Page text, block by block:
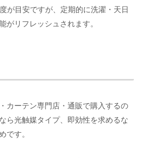
が目安ですが、定期的に洗濯・天日
がリフレッシュされます。
カーテン専門店・通販で購入するの
ら光触媒タイプ、即効性を求めるな
です。